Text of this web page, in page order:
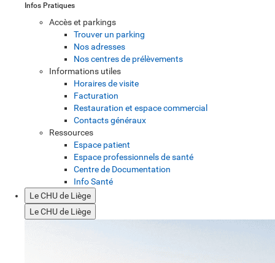
Infos Pratiques
Accès et parkings
Trouver un parking
Nos adresses
Nos centres de prélèvements
Informations utiles
Horaires de visite
Facturation
Restauration et espace commercial
Contacts généraux
Ressources
Espace patient
Espace professionnels de santé
Centre de Documentation
Info Santé
Le CHU de Liège
Le CHU de Liège